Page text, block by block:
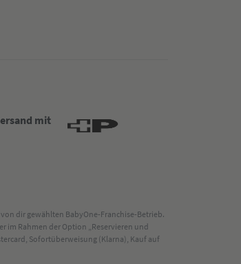
mit
dir gewählten BabyOne-Franchise-Betrieb.
im Rahmen der Option „Reservieren und
Sofortüberweisung (Klarna), Kauf auf